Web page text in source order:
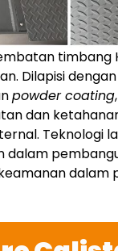
timbang
Dilapisi dengan
powder coating
dan
Teknologi
dalam
dalam